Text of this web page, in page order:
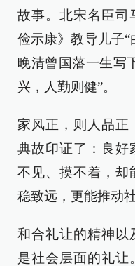
故事。北宋名臣司
俭示康》教导儿子“
晚清曾国藩一生写
兴，人勤则健”。
家风正，则人品正
典故印证了：良好
不见、摸不着，却
稳致远，更能推动
和合礼让的精神以
是社会层面的礼让